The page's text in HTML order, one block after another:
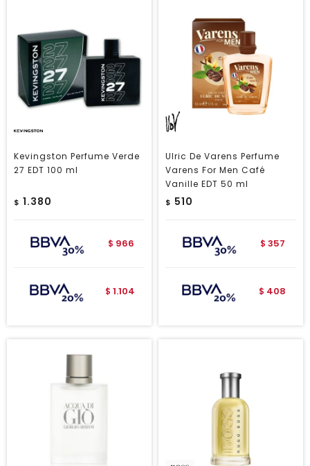
Kevingston Perfume Verde
27 EDT 100 ml
$ 1.380
$ 966
$ 1.104
Ulric De Varens Perfume
Varens For Men Café
Vanille EDT 50 ml
$ 510
$ 357
$ 408